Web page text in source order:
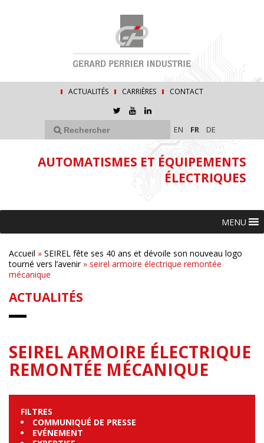
ACTUALITÉS CARRIÈRES CONTACT
EN FR DE
AUTOMATISMES ET ÉQUIPEMENTS
ÉLECTRIQUES
MENU
Accueil » SEIREL fête ses 40 ans et dévoile son nouveau logo
tourné vers l’avenir» seirel armoire électrique remontée
mécanique
ACTUALITÉS
SEIREL ARMOIRE ÉLECTRIQUE
REMONTÉE MÉCANIQUE
FILTRES
COMMUNIQUÉ DE PRESSE
EVÉNEMENT